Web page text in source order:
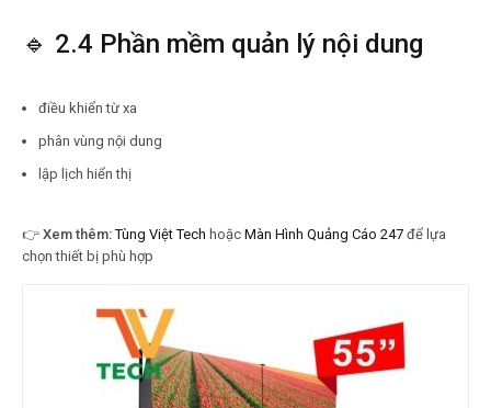
🔹 2.4 Phần mềm quản lý nội dung
điều khiển từ xa
phân vùng nội dung
lập lịch hiển thị
👉 Xem thêm: Tùng Việt Tech hoặc Màn Hình Quảng Cáo 247 để lựa
chọn thiết bị phù hợp